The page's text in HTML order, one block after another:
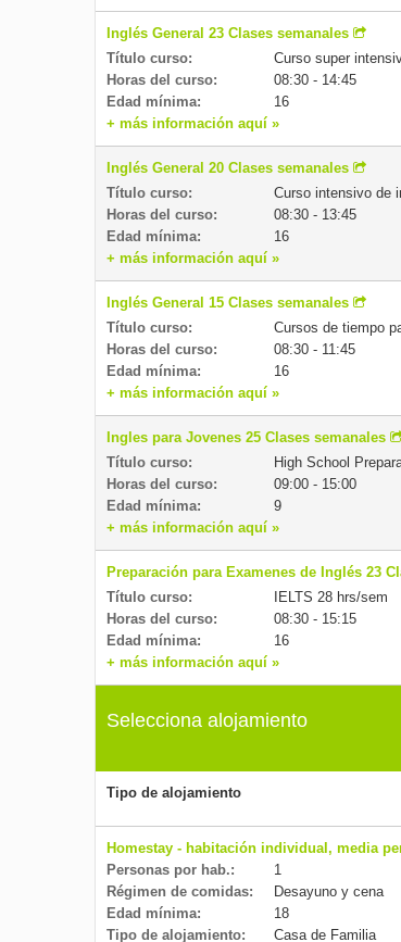
Inglés General 23 Clases semanales
Título curso:
Curso super
Horas del curso:
08:30 - 14:45
Edad mínima:
16
+ más información aquí »
Inglés General 20 Clases semanales
Título curso:
Curso intensivo de
Horas del curso:
08:30 - 13:45
Edad mínima:
16
+ más información aquí »
Inglés General 15 Clases semanales
Título curso:
Cursos de tiempo
Horas del curso:
08:30 - 11:45
Edad mínima:
16
+ más información aquí »
Ingles para Jovenes 25 Clases semanales
Título curso:
High School
Horas del curso:
09:00 - 15:00
Edad mínima:
9
+ más información aquí »
Preparación para Examenes de Inglés 23
Título curso:
IELTS 28 hrs/sem
Horas del curso:
08:30 - 15:15
Edad mínima:
16
+ más información aquí »
Selecciona alojamiento
Tipo de alojamiento
Homestay - habitación individual, media
Personas por hab.:
1
Régimen de comidas:
Desayuno y cena
Edad mínima:
18
Tipo de alojamiento:
Casa de Familia